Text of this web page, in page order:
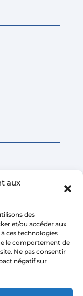
aux
des
et/ou accéder aux
ces technologies
le comportement de
Ne pas consentir
négatif sur